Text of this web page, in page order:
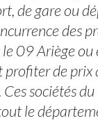
de gare ou
des
09 Ariège ou
profiter de
sociétés
le